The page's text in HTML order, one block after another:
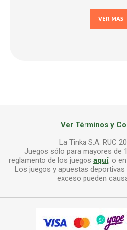
VER MÁS
Ver Términos y
La Tinka S.A. RUC
Juegos sólo para mayores de
reglamento de los juegos aquí, o
Los juegos y apuestas
exceso pueden